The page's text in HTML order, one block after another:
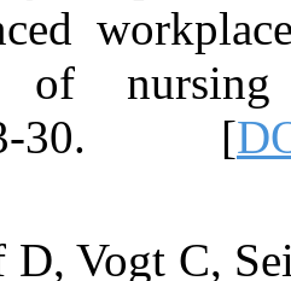
Journal of
Zapf D,